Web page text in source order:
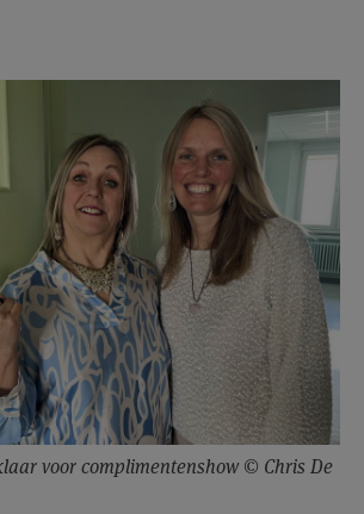
voor complimentenshow © Chris De